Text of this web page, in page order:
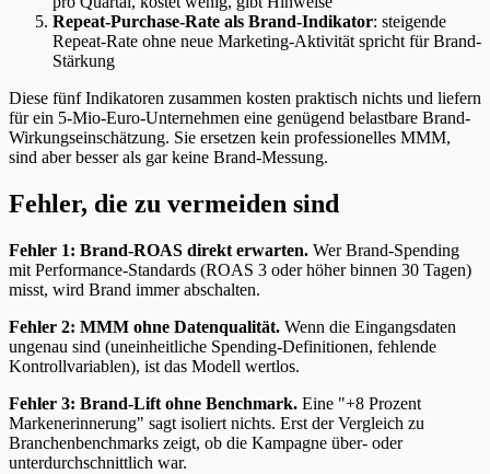
Repeat-Purchase-Rate als Brand-Indikator: steigende
Repeat-Rate ohne neue Marketing-Aktivität spricht für Brand-
Stärkung
Diese fünf Indikatoren zusammen kosten praktisch nichts und liefern
für ein 5-Mio-Euro-Unternehmen eine genügend belastbare Brand-
Wirkungseinschätzung. Sie ersetzen kein professionelles MMM,
sind aber besser als gar keine Brand-Messung.
Fehler, die zu vermeiden sind
Fehler 1: Brand-ROAS direkt erwarten. Wer Brand-Spending
mit Performance-Standards (ROAS 3 oder höher binnen 30 Tagen)
misst, wird Brand immer abschalten.
Fehler 2: MMM ohne Datenqualität. Wenn die Eingangsdaten
ungenau sind (uneinheitliche Spending-Definitionen, fehlende
Kontrollvariablen), ist das Modell wertlos.
Fehler 3: Brand-Lift ohne Benchmark. Eine "+8 Prozent
Markenerinnerung" sagt isoliert nichts. Erst der Vergleich zu
Branchenbenchmarks zeigt, ob die Kampagne über- oder
unterdurchschnittlich war.